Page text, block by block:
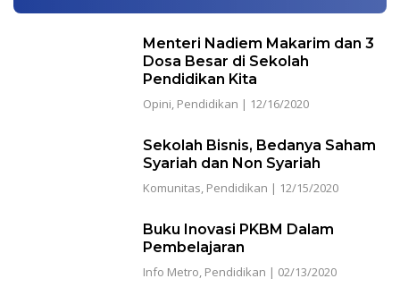
Menteri Nadiem Makarim dan 3
Dosa Besar di Sekolah
Pendidikan Kita
Opini, Pendidikan | 12/16/2020
Sekolah Bisnis, Bedanya Saham
Syariah dan Non Syariah
Komunitas, Pendidikan | 12/15/2020
Buku Inovasi PKBM Dalam
Pembelajaran
Info Metro, Pendidikan | 02/13/2020